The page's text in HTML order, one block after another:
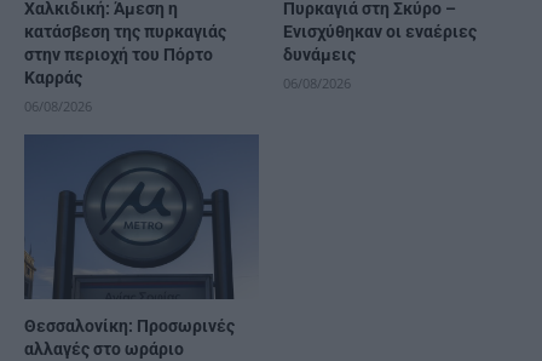
Χαλκιδική: Άμεση η
κατάσβεση της πυρκαγιάς
στην περιοχή του Πόρτο
Καρράς
06/08/2026
Πυρκαγιά στη Σκύρο –
Ενισχύθηκαν οι εναέριες
δυνάμεις
06/08/2026
Θεσσαλονίκη: Προσωρινές
αλλαγές στο ωράριο